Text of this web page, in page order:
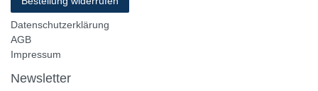
Datenschutzerklärung
AGB
Impressum
Newsletter